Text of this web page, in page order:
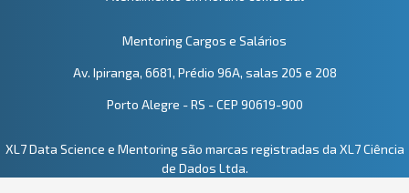
Mentoring Cargos e Salários
Av. Ipiranga, 6681, Prédio 96A, salas 205 e 208
Porto Alegre - RS - CEP 90619-900
XL7 Data Science e Mentoring são marcas registradas da XL7 Ciência
de Dados Ltda.